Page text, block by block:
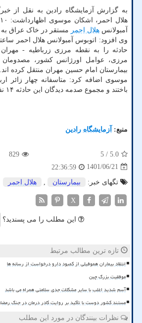
به گزارش آزمایشگاه رادین به نقل از
آمبولانس هلال احمر مستقر در خاک عراق به
حادثه را به نقطه مرزی زرباطیه - مهران
مرزی، عوامل اورژانس کشور، مصدومان
بیمارستان امام حسین مهران منتقل کرده اند.
موسوی اضافه کرد: متاسفانه چهار زائر
باختند و مجموع صدمه دیدگان این حادثه ۱۴ نفر است.
منبع: آزمایشگاه رادین
5.0
/ 5
829
1401/06/21
22:36:59
تگهای خبر:
بیمارستان , هلال احمر
X
این مطلب را می پسندید؟
تازه ترین مطالب مرتبط
انتقاد بیماران هموفیلی از کمبود دارو درخواست از رسانه ها
موفقیت بزرگ چین
آسم شدید اغلب با سایر مشکلات جدی سلامتی همراه می باشد
مستند کشور دوست با تأکید بر روایت کادر درمان در جنگ
نظرات بینندگان در مورد این مطلب